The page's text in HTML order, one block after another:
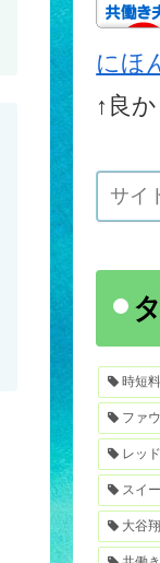
にほ
↑良
時短
ファ
レッ
スイ
大谷